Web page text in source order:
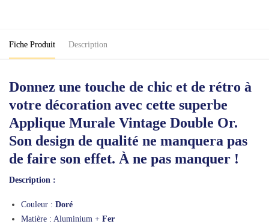
Fiche Produit Description
Donnez une touche de chic et de rétro à
votre décoration avec cette superbe
Applique Murale Vintage Double Or.
Son design de qualité ne manquera pas
de faire son effet. À ne pas manquer !
Description :
Couleur : Doré
Matière : Aluminium + Fer